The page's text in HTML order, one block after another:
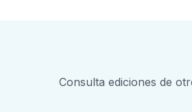
Consulta ediciones de